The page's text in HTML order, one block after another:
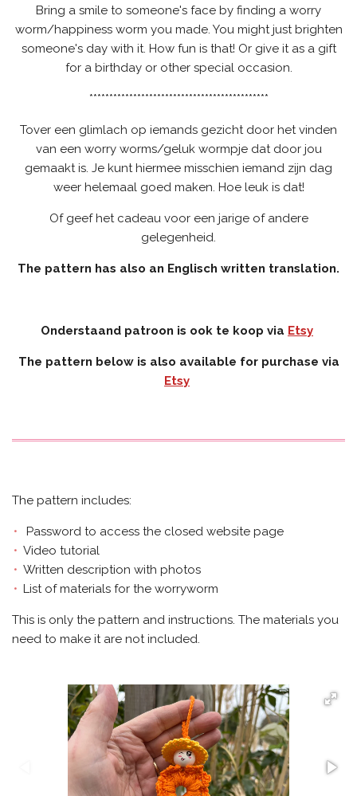
Bring a smile to someone's face by finding a worry
worm/happiness worm you made. You might just brighten
someone's day with it. How fun is that! Or give it as a gift
for a birthday or other special occasion.
*********************************************
Tover een glimlach op iemands gezicht door het vinden
van een worry worms/geluk wormpje dat door jou
gemaakt is. Je kunt hiermee misschien iemand zijn dag
weer helemaal goed maken. Hoe leuk is dat!
Of geef het cadeau voor een jarige of andere
gelegenheid.
The pattern has also an Englisch written translation.
Onderstaand patroon is ook te koop via Etsy
The pattern below is also available for purchase via
Etsy
The pattern includes:
Password to access the closed website page
Video tutorial
Written description with photos
List of materials for the worryworm
This is only the pattern and instructions. The materials you
need to make it are not included.